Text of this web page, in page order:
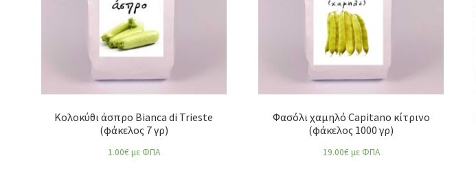
Κολοκύθι άσπρο Bianca di Trieste
(φάκελος 7 γρ)
1.00€με ΦΠΑ
Φασόλι χαμηλό Capitano κίτρινο
(φάκελος 1000 γρ)
19.00€με ΦΠΑ